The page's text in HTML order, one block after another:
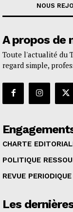
NOUS
A propos de
Toute l'actualité du
regard simple,
CHARTE
POLITIQUE
REVUE
Les